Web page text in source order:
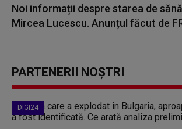
Noi informații despre starea de
Mircea Lucescu. Anunțul făcut de
PARTENERII NOȘTRI
DIGI24